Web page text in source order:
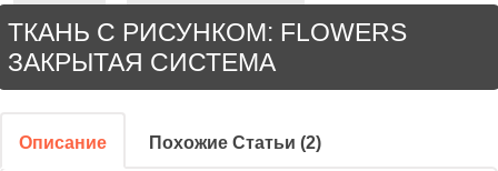
ТКАНЬ С РИСУНКОМ: FLOWERS
ЗАКРЫТАЯ СИСТЕМА
Описание Похожие Статьи (2)
Закрытая система Ткань с рисунком: Flowers